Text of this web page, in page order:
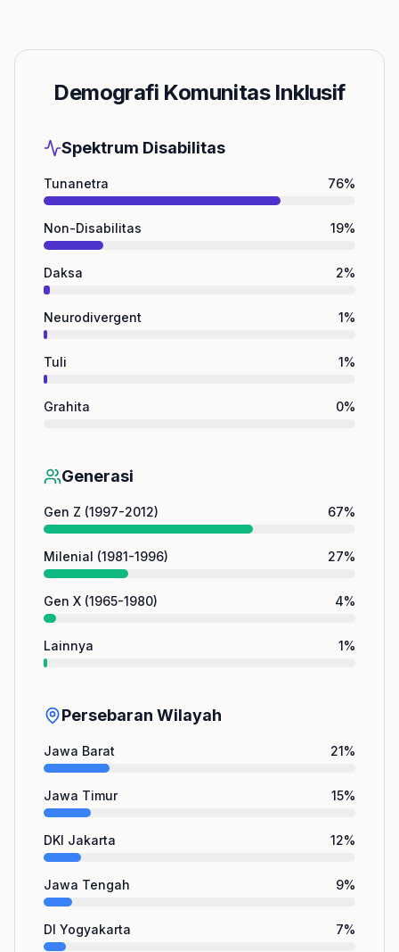
Demografi Komunitas Inklusif
Spektrum Disabilitas
Tunanetra 76%
Non-Disabilitas 19%
Daksa 2%
Neurodivergent 1%
Tuli 1%
Grahita 0%
Generasi
Gen Z (1997-2012) 67%
Milenial (1981-1996) 27%
Gen X (1965-1980) 4%
Lainnya 1%
Persebaran Wilayah
Jawa Barat 21%
Jawa Timur 15%
DKI Jakarta 12%
Jawa Tengah 9%
DI Yogyakarta 7%